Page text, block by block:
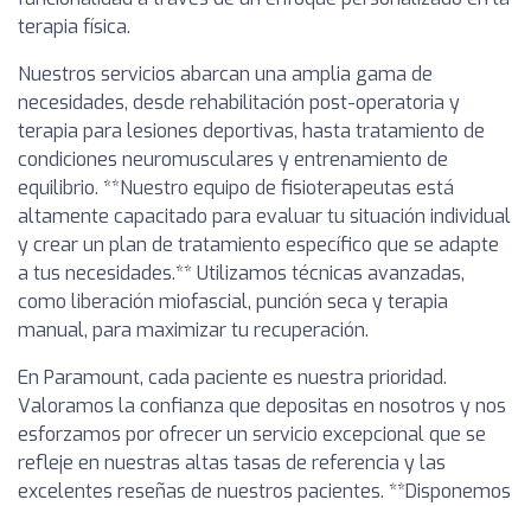
terapia física.
Nuestros servicios abarcan una amplia gama de
necesidades, desde rehabilitación post-operatoria y
terapia para lesiones deportivas, hasta tratamiento de
condiciones neuromusculares y entrenamiento de
equilibrio. **Nuestro equipo de fisioterapeutas está
altamente capacitado para evaluar tu situación individual
y crear un plan de tratamiento específico que se adapte
a tus necesidades.** Utilizamos técnicas avanzadas,
como liberación miofascial, punción seca y terapia
manual, para maximizar tu recuperación.
En Paramount, cada paciente es nuestra prioridad.
Valoramos la confianza que depositas en nosotros y nos
esforzamos por ofrecer un servicio excepcional que se
refleje en nuestras altas tasas de referencia y las
excelentes reseñas de nuestros pacientes. **Disponemos